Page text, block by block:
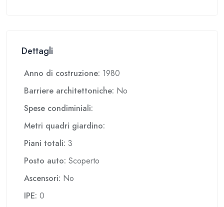
Dettagli
Anno di costruzione: 1980
Barriere architettoniche: No
Spese condiminiali:
Metri quadri giardino:
Piani totali: 3
Posto auto: Scoperto
Ascensori: No
IPE: 0